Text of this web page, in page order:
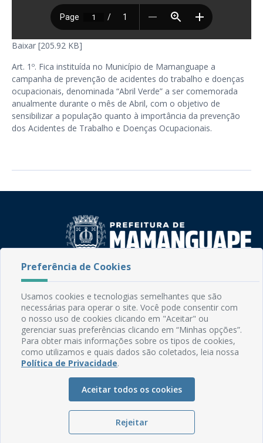
Baixar [205.92 KB]
Art. 1º. Fica instituída no Município de Mamanguape a
campanha de prevenção de acidentes do trabalho e doenças
ocupacionais, denominada “Abril Verde” a ser comemorada
anualmente durante o mês de Abril, com o objetivo de
sensibilizar a população quanto à importância da prevenção
dos Acidentes de Trabalho e Doenças Ocupacionais.
Fone: (83) 3292-2246
Email: comunicacao@mamanguape.pb.gov.br
Expediente: Segunda à Sexta, das 08h às 13h
Mapa do Site
Manual de Navegação
Ouvidoria
Preferência de Cookies
Usamos cookies e tecnologias semelhantes que são
necessárias para operar o site. Você pode consentir com
o nosso uso de cookies clicando em "Aceitar" ou
gerenciar suas preferências clicando em “Minhas opções”.
Para obter mais informações sobre os tipos de cookies,
como utilizamos e quais dados são coletados, leia nossa
Política de Privacidade.
Aceitar todos os cookies
Rejeitar